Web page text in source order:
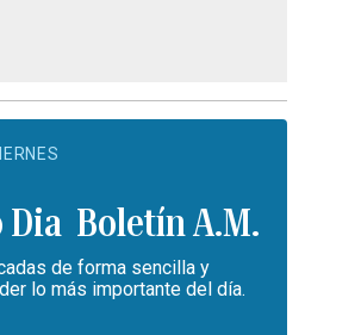
Boletín A.M.
de forma sencilla y
lo más importante del día.